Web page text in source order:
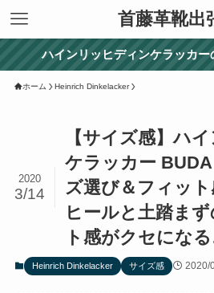
首藤革靴出
ハインリッヒディンケラッカー
ホーム Heinrich Dinkelacker
【サイズ感】ハ
ケラッカー
ズ選び＆フィット
ヒールと土踏ま
ト感がクセにな
2020
3/14
Heinrich Dinkelacker サイズ感 2020/